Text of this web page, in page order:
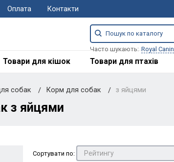
Оплата Контакти
Часто шукають: Royal Canin
Товари для кішок Товари для птахів
собак Корм для собак з яйцями
з яйцями
Сортувати по: